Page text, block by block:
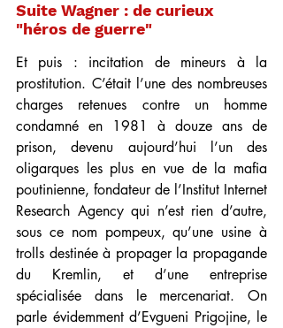
Suite Wagner : de curieux
"héros de guerre"
Et puis : incitation de mineurs à la
prostitution. C’était l’une des nombreuses
charges retenues contre un homme
condamné en 1981 à douze ans de
prison, devenu aujourd’hui l’un des
oligarques les plus en vue de la mafia
poutinienne, fondateur de l’Institut Internet
Research Agency qui n’est rien d’autre,
sous ce nom pompeux, qu’une usine à
trolls destinée à propager la propagande
du Kremlin, et d’une entreprise
spécialisée dans le mercenariat. On
parle évidemment d’Evgueni Prigojine, le